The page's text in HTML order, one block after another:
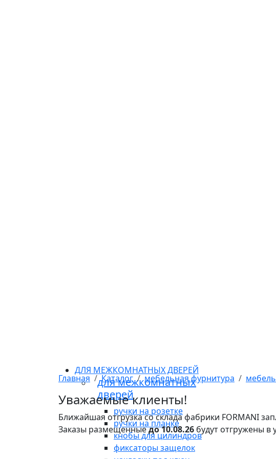
ДЛЯ МЕЖКОМНАТНЫХ ДВЕРЕЙ
для межкомнатных
дверей
ручки на розетке
ручки на планке
кнобы для цилиндров
фиксаторы защелок
Главная Каталог мебельная фурнитура
Уважаемые клиенты!
Ближайшая отгрузка со склада фабрики FORMANI
Заказы размещенныедо 10.08.26 будут отгружены